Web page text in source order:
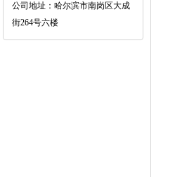
公司地址：哈尔滨市南岗区大成
街264号六楼